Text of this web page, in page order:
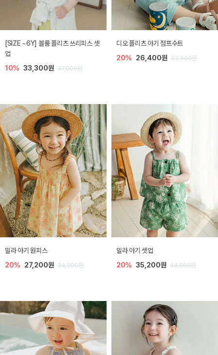
[SIZE ~6Y] 블룸 플리츠 쓰리피스 셋
업
10% 33,300원 37,000원
디오 플리츠 아기 점프수트
20% 26,400원 33,000원
밀라 아기 원피스
20% 27,200원 34,000원
밀라 아기 셋업
20% 35,200원 44,000원